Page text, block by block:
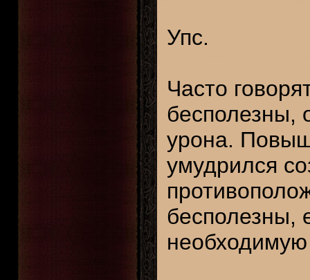
Упс.
Часто
бесполезны,
урона.
умудрился
бесполезны,